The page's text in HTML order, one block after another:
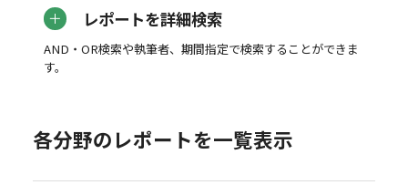
レポートを詳細検索
AND・OR検索や執筆者、期間指定で検索することができま
す。
各分野のレポートを一覧表示